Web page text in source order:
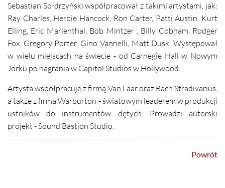
Sebastian Sołdrzyński współpracował z takimi artystami, jak:
Ray Charles, Herbie Hancock, Ron Carter, Patti Austin, Kurt
Elling, Eric Marienthal, Bob Mintzer , Billy Cobham, Rodger
Fox, Gregory Porter, Gino Vannelli, Matt Dusk. Występował
w wielu miejscach na świecie - od Carnegie Hall w Nowym
Jorku po nagrania w Capitol Studios w Hollywood.
Artysta współpracuje z firmą Van Laar oraz Bach Stradivarius,
a także z firmą Warburton - światowym leaderem w produkcji
ustników do instrumentów dętych. Prowadzi autorski
projekt - Sound Bastion Studio.
Powrót